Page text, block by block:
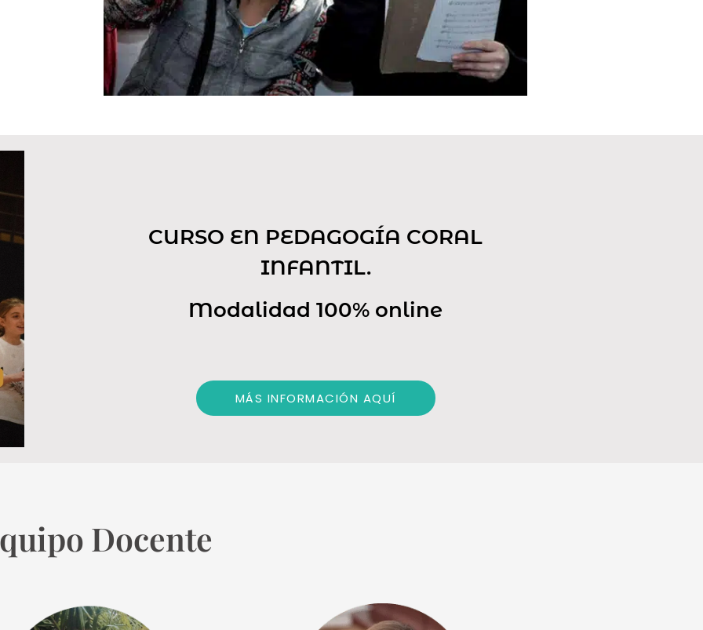
CURSO EN PEDAGOGÍA CORAL
INFANTIL.
Modalidad 100% online
MÁS INFORMACIÓN AQUÍ
Docente